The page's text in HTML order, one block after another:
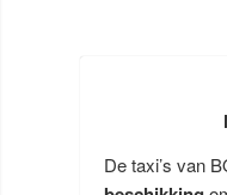
De taxi’s van